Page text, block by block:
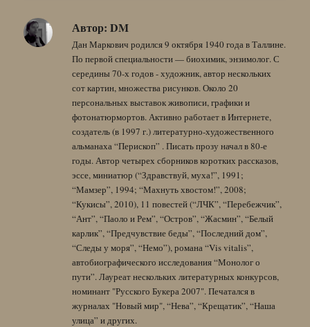
Автор: DM
Дан Маркович родился 9 октября 1940 года в Таллине.
По первой специальности — биохимик, энзимолог. С
середины 70-х годов - художник, автор нескольких
сот картин, множества рисунков. Около 20
персональных выставок живописи, графики и
фотонатюрмортов. Активно работает в Интернете,
создатель (в 1997 г.) литературно-художественного
альманаха “Перископ” . Писать прозу начал в 80-е
годы. Автор четырех сборников коротких рассказов,
эссе, миниатюр (“Здравствуй, муха!”, 1991;
“Мамзер”, 1994; “Махнуть хвостом!”, 2008;
“Кукисы”, 2010), 11 повестей (“ЛЧК”, “Перебежчик”,
“Ант”, “Паоло и Рем”, “Остров”, “Жасмин”, “Белый
карлик”, “Предчувствие беды”, “Последний дом”,
“Следы у моря”, “Немо”), романа “Vis vitalis”,
автобиографического исследования “Монолог о
пути”. Лауреат нескольких литературных конкурсов,
номинант "Русского Букера 2007". Печатался в
журналах "Новый мир", “Нева”, “Крещатик”, “Наша
улица” и других.